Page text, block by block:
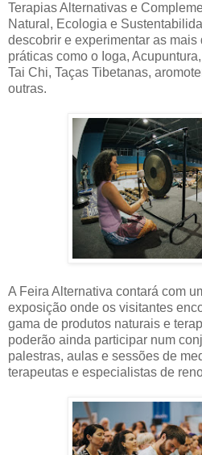
Terapias Alternativas e
Natural, Ecologia e
descobrir e experimentar as mais
práticas como o Ioga,
Tai Chi, Taças Tibetanas,
outras.
A Feira Alternativa contará com
exposição onde os visitantes
gama de produtos naturais e
poderão ainda participar num
palestras, aulas e sessões de
terapeutas e especialistas de